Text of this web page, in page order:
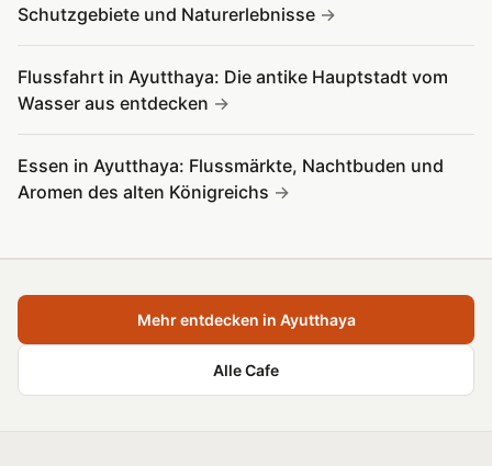
Schutzgebiete und Naturerlebnisse
Flussfahrt in Ayutthaya: Die antike Hauptstadt vom
Wasser aus entdecken
Essen in Ayutthaya: Flussmärkte, Nachtbuden und
Aromen des alten Königreichs
Mehr entdecken in Ayutthaya
Alle Cafe